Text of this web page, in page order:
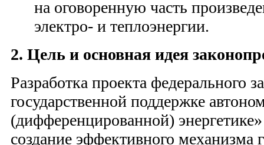
на оговоренную часть
электро- и теплоэнергии.
2. Цель и основная идея
Разработка проекта федерального
государственной поддержке
(дифференцированной)
создание эффективного механизма